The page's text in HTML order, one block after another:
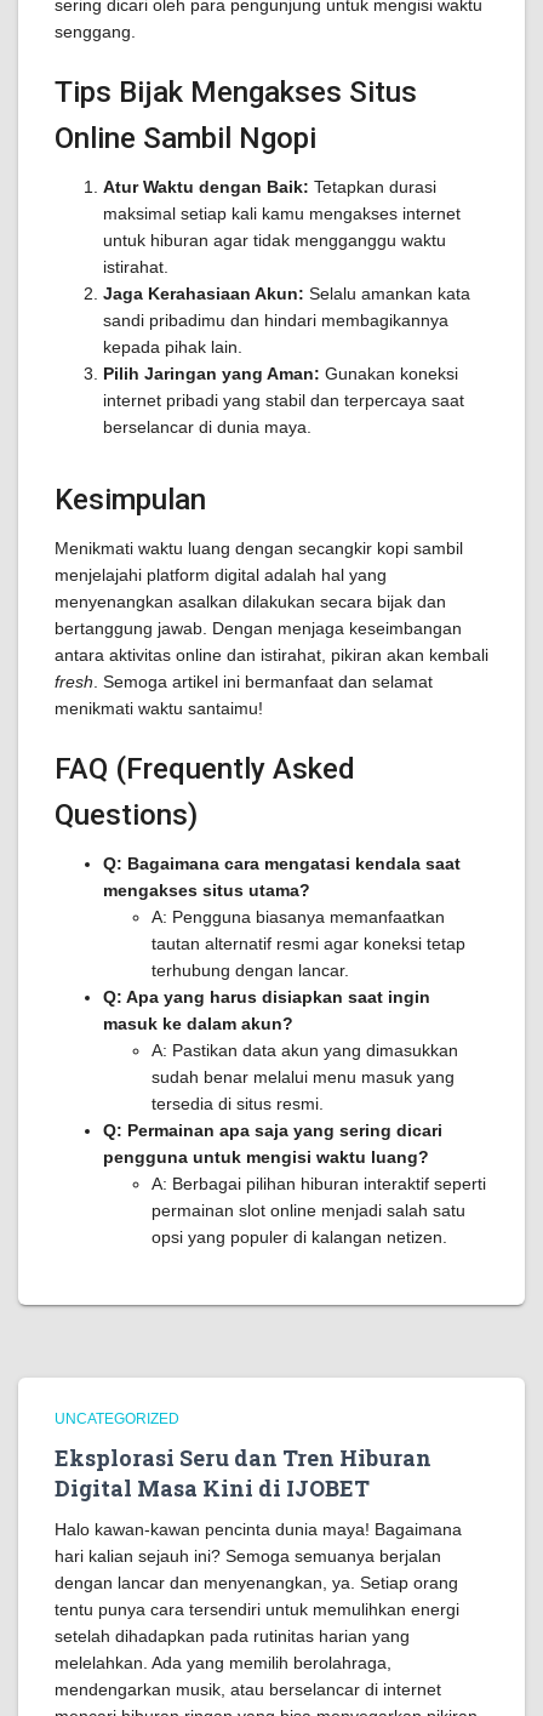
sering dicari oleh para pengunjung untuk mengisi waktu
senggang.
Tips Bijak Mengakses Situs
Online Sambil Ngopi
Atur Waktu dengan Baik: Tetapkan durasi
maksimal setiap kali kamu mengakses internet
untuk hiburan agar tidak mengganggu waktu
istirahat.
Jaga Kerahasiaan Akun: Selalu amankan kata
sandi pribadimu dan hindari membagikannya
kepada pihak lain.
Pilih Jaringan yang Aman: Gunakan koneksi
internet pribadi yang stabil dan terpercaya saat
berselancar di dunia maya.
Kesimpulan
Menikmati waktu luang dengan secangkir kopi sambil
menjelajahi platform digital adalah hal yang
menyenangkan asalkan dilakukan secara bijak dan
bertanggung jawab. Dengan menjaga keseimbangan
antara aktivitas online dan istirahat, pikiran akan kembali
fresh . Semoga artikel ini bermanfaat dan selamat
menikmati waktu santaimu!
FAQ (Frequently Asked
Questions)
Q: Bagaimana cara mengatasi kendala saat
mengakses situs utama?
A: Pengguna biasanya memanfaatkan
tautan alternatif resmi agar koneksi tetap
terhubung dengan lancar.
Q: Apa yang harus disiapkan saat ingin
masuk ke dalam akun?
A: Pastikan data akun yang dimasukkan
sudah benar melalui menu masuk yang
tersedia di situs resmi.
Q: Permainan apa saja yang sering dicari
pengguna untuk mengisi waktu luang?
A: Berbagai pilihan hiburan interaktif seperti
permainan slot online menjadi salah satu
opsi yang populer di kalangan netizen.
UNCATEGORIZED
Eksplorasi Seru dan Tren Hiburan
Digital Masa Kini di IJOBET
Halo kawan-kawan pencinta dunia maya! Bagaimana
hari kalian sejauh ini? Semoga semuanya berjalan
dengan lancar dan menyenangkan, ya. Setiap orang
tentu punya cara tersendiri untuk memulihkan energi
setelah dihadapkan pada rutinitas harian yang
melelahkan. Ada yang memilih berolahraga,
mendengarkan musik, atau berselancar di internet